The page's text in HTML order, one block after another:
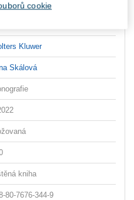
Kluwer
Skálová
kniha
80-7676-344-9
cookie